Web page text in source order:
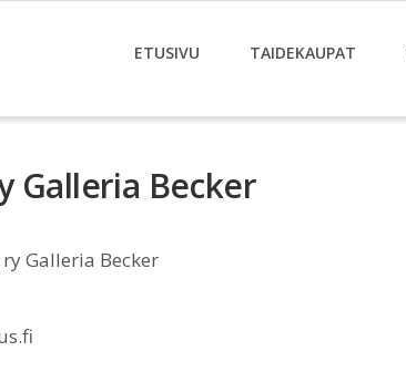
ETUSIVU TAIDEKAUPAT
Galleria Becker
Galleria Becker